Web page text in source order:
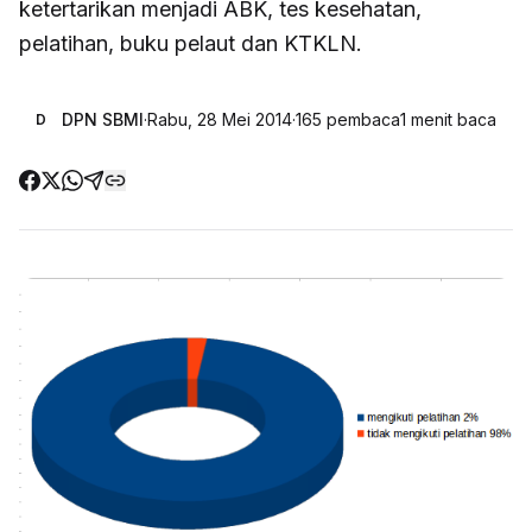
ketertarikan menjadi ABK, tes kesehatan,
pelatihan, buku pelaut dan KTKLN.
D DPN SBMI·Rabu, 28 Mei 2014·165 pembaca1 menit baca